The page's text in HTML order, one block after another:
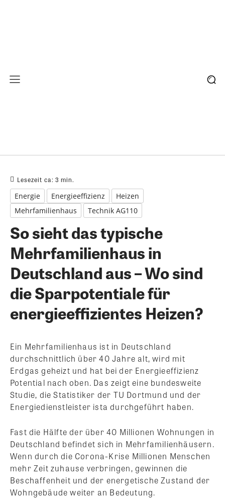
Lesezeit ca: 3 min.
Energie Energieeffizienz
Heizen
Mehrfamilienhaus
Technik AG110
So sieht das typische
Mehrfamilienhaus in
Deutschland aus – Wo sind
die Sparpotentiale für
energieeffizientes Heizen?
Ein Mehrfamilienhaus ist in Deutschland
durchschnittlich über 40 Jahre alt, wird mit
Erdgas geheizt und hat bei der Energieeffizienz
Potential nach oben. Das zeigt eine bundesweite
Studie, die Statistiker der TU Dortmund und der
Energiedienstleister ista durchgeführt haben.
Fast die Hälfte der über 40 Millionen Wohnungen in
Deutschland befindet sich in Mehrfamilienhäusern.
Wenn durch die Corona-Krise Millionen Menschen
mehr Zeit zuhause verbringen, gewinnen die
Beschaffenheit und der energetische Zustand der
Wohngebäude weiter an Bedeutung.